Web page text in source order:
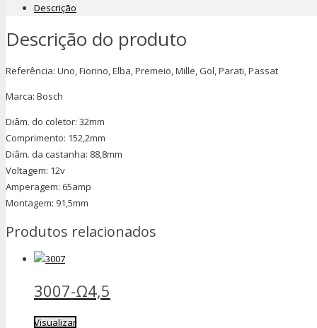
Descrição
Descrição do produto
Referência: Uno, Fiorino, Elba, Premeio, Mille, Gol, Parati, Passat
Marca: Bosch
Diâm. do coletor: 32mm
Comprimento: 152,2mm
Diâm. da castanha: 88,8mm
Voltagem: 12v
Amperagem: 65amp
Montagem: 91,5mm
Produtos relacionados
3007-Ω4,5
Visualizar